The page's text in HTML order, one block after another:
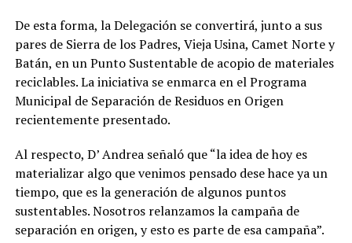
De esta forma, la Delegación se convertirá, junto a sus
pares de Sierra de los Padres, Vieja Usina, Camet Norte y
Batán, en un Punto Sustentable de acopio de materiales
reciclables. La iniciativa se enmarca en el Programa
Municipal de Separación de Residuos en Origen
recientemente presentado.
Al respecto, D’ Andrea señaló que “la idea de hoy es
materializar algo que venimos pensado dese hace ya un
tiempo, que es la generación de algunos puntos
sustentables. Nosotros relanzamos la campaña de
separación en origen, y esto es parte de esa campaña”.